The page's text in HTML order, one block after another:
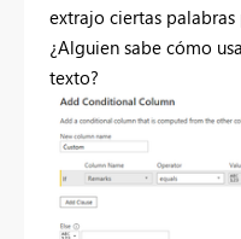
extrajo ciertas
¿Alguien sabe cómo
texto?